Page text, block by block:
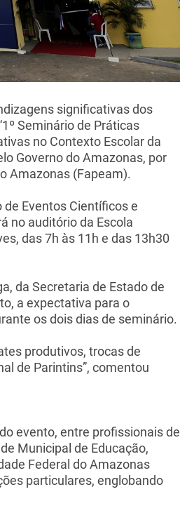
significativas dos
Seminário de Práticas
no Contexto Escolar da
Governo do Amazonas, por
Amazonas (Fapeam).
Eventos Científicos e
no auditório da Escola
das 7h às 11h e das 13h30
da Secretaria de Estado de
a expectativa para o
os dois dias de seminário.
produtivos, trocas de
de Parintins”, comentou
evento, entre profissionais de
Municipal de Educação,
Federal do Amazonas
particulares, englobando